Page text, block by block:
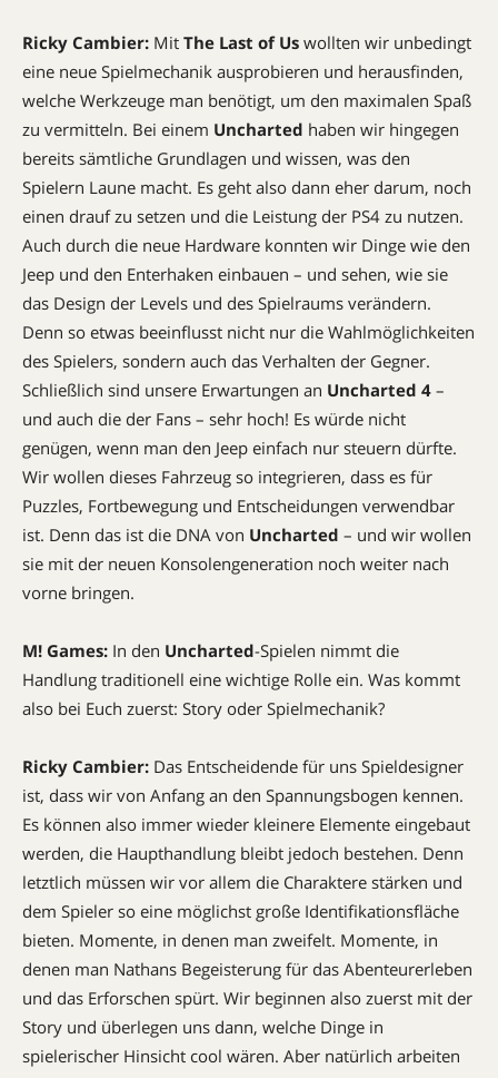
Ricky Cambier: Mit The Last of Us wollten wir unbedingt
eine neue Spielmechanik ausprobieren und herausfinden,
welche Werkzeuge man benötigt, um den maximalen Spaß
zu vermitteln. Bei einem ­ Uncharted haben wir hingegen
bereits sämtliche Grund­lagen und wissen, was den
Spielern Laune macht. Es geht also dann eher darum, noch
einen drauf zu setzen und die Leistung der PS4 zu nutzen.
Auch durch die neue Hardware konnten wir Dinge wie den
Jeep und den Enterhaken einbauen – und sehen, wie sie
das Design der Levels und des Spielraums verändern.
Denn so etwas beeinflusst nicht nur die Wahlmöglichkeiten
des Spielers, sondern auch das Verhalten der Gegner.
Schließlich sind unsere Erwartungen an Uncharted 4 –
und auch die der Fans – sehr hoch! Es ­würde nicht
genügen, wenn man den Jeep einfach nur steuern dürfte.
Wir wollen dieses Fahrzeug so integrieren, dass es für
Puzzles, Fortbewegung und Entscheidungen verwendbar
ist. Denn das ist die DNA von Uncharted – und wir wollen
sie mit der neuen Konsolengeneration noch weiter nach
vorne bringen.
M! Games: In den Uncharted-Spielen nimmt die
Handlung traditionell eine wichtige Rolle ein. Was kommt
also bei Euch zuerst: Story oder Spielmechanik?
Ricky Cambier: Das Entscheidende für uns Spieldesigner
ist, dass wir von Anfang an den Spannungsbogen kennen.
Es können also immer wieder kleinere Elemente eingebaut
werden, die Haupthandlung bleibt jedoch bestehen. Denn
letztlich müssen wir vor allem die Charaktere stärken und
dem Spieler so eine möglichst große Identifikationsfläche
bieten. Momente, in denen man zweifelt. Momente, in
denen man Nathans Begeisterung für das Abenteurerleben
und das Erforschen spürt. Wir beginnen also zuerst mit der
Story und überlegen uns dann, welche Dinge in
spielerischer Hinsicht cool ­wären. Aber natürlich arbeiten